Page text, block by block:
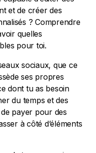
et de créer des
? Comprendre
quelles
pour toi.
sociaux, que ce
ses propres
dont tu as besoin
du temps et des
de payer pour des
à côté d’éléments